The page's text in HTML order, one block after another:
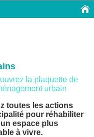
la plaquette de
urbain
toutes les actions
pour réhabiliter
espace plus
à vivre.